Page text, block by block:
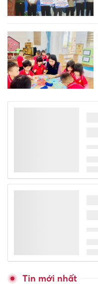
Tin mới nhất